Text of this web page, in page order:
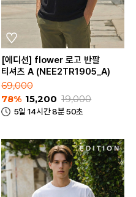
[에디션] flower 로고 반팔
티셔츠 A (NEE2TR1905_A)
69,000
78% 15,200 19,000
5일 14시간 8분 50초